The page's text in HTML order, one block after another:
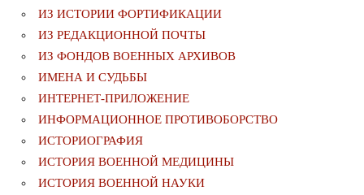
ИЗ ИСТОРИИ ФОРТИФИКАЦИИ
ИЗ РЕДАКЦИОННОЙ ПОЧТЫ
ИЗ ФОНДОВ ВОЕННЫХ АРХИВОВ
ИМЕНА И СУДЬБЫ
ИНТЕРНЕТ-ПРИЛОЖЕНИЕ
ИНФОРМАЦИОННОЕ ПРОТИВОБОРСТВО
ИСТОРИОГРАФИЯ
ИСТОРИЯ ВОЕННОЙ МЕДИЦИНЫ
ИСТОРИЯ ВОЕННОЙ НАУКИ